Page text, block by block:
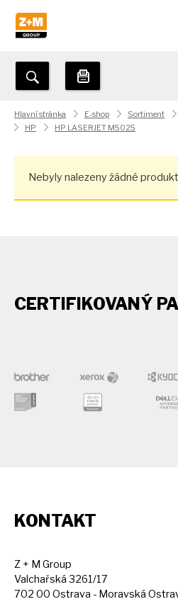
Hlavní stránka E-shop Sortiment
HP
HP LASERJET M5025
Nebyly nalezeny žádné
CERTIFIKOVANÝ
KONTAKT
Z + M Group
Valchařská 3261/17
702 00 Ostrava - Moravská